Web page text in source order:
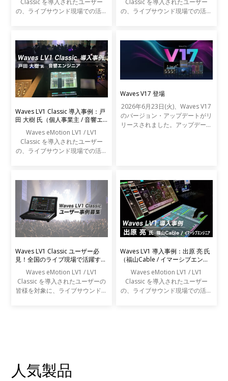
の、ライブサウンド現場での活用
の、ライブサウンド現場での活用
Waves LV1 Classic 導入事例：戸
田 大樹 氏（個人事業主 / 音響エ
Waves eMotion LV1 / LV1
Classic を導入されたユーザー
の、ライブサウンド現場での活用
Waves V17 登場
2026年6月23日(火)、Waves V17
のバージョン・アップデートがリ
リースされました。アップデート
Waves LV1 Classic ユーザー必
見！全国のライブ現場で活躍する
Waves eMotion LV1 / LV1
Classic を導入されたユーザーの
皆様を対象に、ライブサウンドの
Waves LV1 導入事例：出原 亮 氏
（福山Cable / イマーシブエンジ
Waves eMotion LV1 / LV1
Classic を導入されたユーザー
の、ライブサウンド現場での活用
人気製品